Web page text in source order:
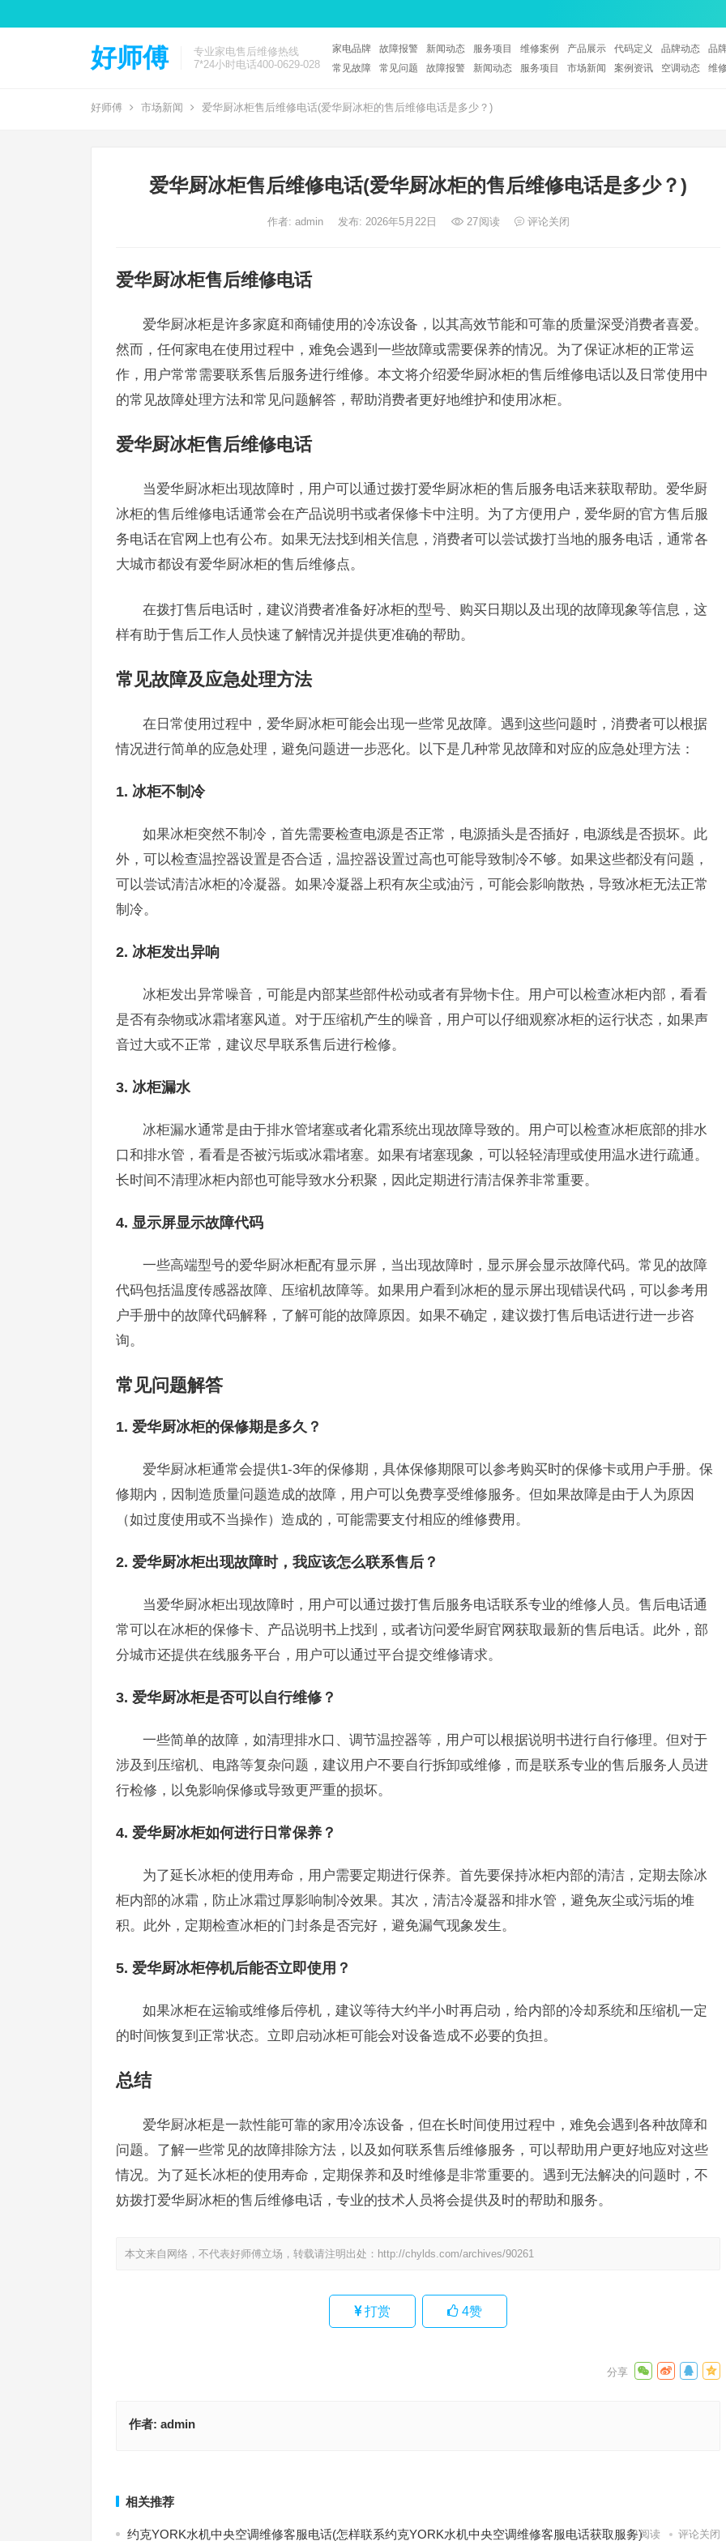
好师傅
专业家电售后维修热线
7*24小时电话400-0629-028
家电品牌 故障报警 新闻动态 服务项目 维修案例 产品展示 代码定义 品牌动态 品
常见故障
常见问题 故障报警 新闻动态 服务项目 市场新闻 案例资讯 空调动态 维
好师傅 市场新闻 爱华厨冰柜售后维修电话(爱华厨冰柜的售后维修电话是多少？)
爱华厨冰柜售后维修电话(爱华厨冰柜的售后维修电话是多少？)
作者: admin 发布: 2026年5月22日 27阅读 评论关闭
爱华厨冰柜售后维修电话
爱华厨冰柜是许多家庭和商铺使用的冷冻设备，以其高效节能和可靠的质量深受消费者喜爱。
然而，任何家电在使用过程中，难免会遇到一些故障或需要保养的情况。为了保证冰柜的正常运
作，用户常常需要联系售后服务进行维修。本文将介绍爱华厨冰柜的售后维修电话以及日常使用中
的常见故障处理方法和常见问题解答，帮助消费者更好地维护和使用冰柜。
爱华厨冰柜售后维修电话
当爱华厨冰柜出现故障时，用户可以通过拨打爱华厨冰柜的售后服务电话来获取帮助。爱华厨
冰柜的售后维修电话通常会在产品说明书或者保修卡中注明。为了方便用户，爱华厨的官方售后服
务电话在官网上也有公布。如果无法找到相关信息，消费者可以尝试拨打当地的服务电话，通常各
大城市都设有爱华厨冰柜的售后维修点。
在拨打售后电话时，建议消费者准备好冰柜的型号、购买日期以及出现的故障现象等信息，这
样有助于售后工作人员快速了解情况并提供更准确的帮助。
常见故障及应急处理方法
在日常使用过程中，爱华厨冰柜可能会出现一些常见故障。遇到这些问题时，消费者可以根据
情况进行简单的应急处理，避免问题进一步恶化。以下是几种常见故障和对应的应急处理方法：
1. 冰柜不制冷
如果冰柜突然不制冷，首先需要检查电源是否正常，电源插头是否插好，电源线是否损坏。此
外，可以检查温控器设置是否合适，温控器设置过高也可能导致制冷不够。如果这些都没有问题，
可以尝试清洁冰柜的冷凝器。如果冷凝器上积有灰尘或油污，可能会影响散热，导致冰柜无法正常
制冷。
2. 冰柜发出异响
冰柜发出异常噪音，可能是内部某些部件松动或者有异物卡住。用户可以检查冰柜内部，看看
是否有杂物或冰霜堵塞风道。对于压缩机产生的噪音，用户可以仔细观察冰柜的运行状态，如果声
音过大或不正常，建议尽早联系售后进行检修。
3. 冰柜漏水
冰柜漏水通常是由于排水管堵塞或者化霜系统出现故障导致的。用户可以检查冰柜底部的排水
口和排水管，看看是否被污垢或冰霜堵塞。如果有堵塞现象，可以轻轻清理或使用温水进行疏通。
长时间不清理冰柜内部也可能导致水分积聚，因此定期进行清洁保养非常重要。
4. 显示屏显示故障代码
一些高端型号的爱华厨冰柜配有显示屏，当出现故障时，显示屏会显示故障代码。常见的故障
代码包括温度传感器故障、压缩机故障等。如果用户看到冰柜的显示屏出现错误代码，可以参考用
户手册中的故障代码解释，了解可能的故障原因。如果不确定，建议拨打售后电话进行进一步咨
询。
常见问题解答
1. 爱华厨冰柜的保修期是多久？
爱华厨冰柜通常会提供1-3年的保修期，具体保修期限可以参考购买时的保修卡或用户手册。保
修期内，因制造质量问题造成的故障，用户可以免费享受维修服务。但如果故障是由于人为原因
（如过度使用或不当操作）造成的，可能需要支付相应的维修费用。
2. 爱华厨冰柜出现故障时，我应该怎么联系售后？
当爱华厨冰柜出现故障时，用户可以通过拨打售后服务电话联系专业的维修人员。售后电话通
常可以在冰柜的保修卡、产品说明书上找到，或者访问爱华厨官网获取最新的售后电话。此外，部
分城市还提供在线服务平台，用户可以通过平台提交维修请求。
3. 爱华厨冰柜是否可以自行维修？
一些简单的故障，如清理排水口、调节温控器等，用户可以根据说明书进行自行修理。但对于
涉及到压缩机、电路等复杂问题，建议用户不要自行拆卸或维修，而是联系专业的售后服务人员进
行检修，以免影响保修或导致更严重的损坏。
4. 爱华厨冰柜如何进行日常保养？
为了延长冰柜的使用寿命，用户需要定期进行保养。首先要保持冰柜内部的清洁，定期去除冰
柜内部的冰霜，防止冰霜过厚影响制冷效果。其次，清洁冷凝器和排水管，避免灰尘或污垢的堆
积。此外，定期检查冰柜的门封条是否完好，避免漏气现象发生。
5. 爱华厨冰柜停机后能否立即使用？
如果冰柜在运输或维修后停机，建议等待大约半小时再启动，给内部的冷却系统和压缩机一定
的时间恢复到正常状态。立即启动冰柜可能会对设备造成不必要的负担。
总结
爱华厨冰柜是一款性能可靠的家用冷冻设备，但在长时间使用过程中，难免会遇到各种故障和
问题。了解一些常见的故障排除方法，以及如何联系售后维修服务，可以帮助用户更好地应对这些
情况。为了延长冰柜的使用寿命，定期保养和及时维修是非常重要的。遇到无法解决的问题时，不
妨拨打爱华厨冰柜的售后维修电话，专业的技术人员将会提供及时的帮助和服务。
本文来自网络，不代表好师傅立场，转载请注明出处： http://chylds.com/archives/90261
打赏 4赞
作者: admin
相关推荐
约克YORK水机中央空调维修客服电话(怎样联系约克YORK水机中央空调维修客服电话获取服务)
12阅读 评论关闭